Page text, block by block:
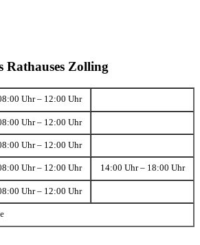
Rathauses Zolling
Uhr – 12:00 Uhr
Uhr – 12:00 Uhr
Uhr – 12:00 Uhr
Uhr – 12:00 Uhr 14:00 Uhr – 18:00 Uhr
Uhr – 12:00 Uhr